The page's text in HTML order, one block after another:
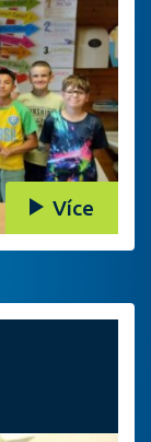
Více